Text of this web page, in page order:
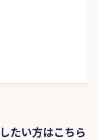
たい方はこちら